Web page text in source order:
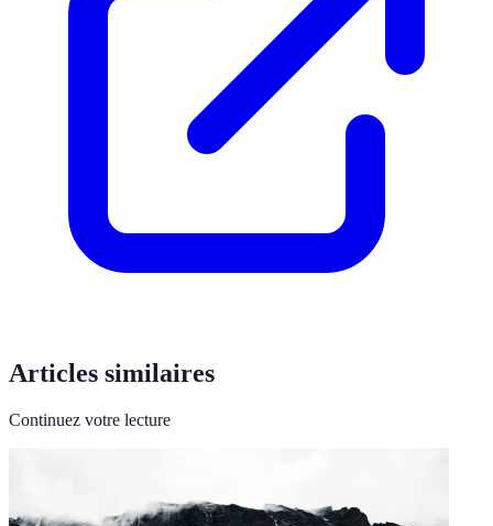
Articles similaires
Continuez votre lecture